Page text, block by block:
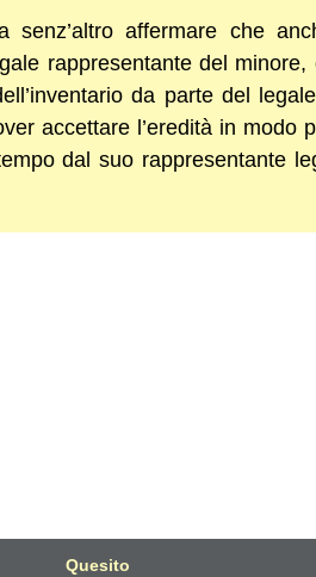
Quesito
senz’altro affermare che
rappresentante del
da parte del
accettare l’eredità in modo
dal suo rappresentante